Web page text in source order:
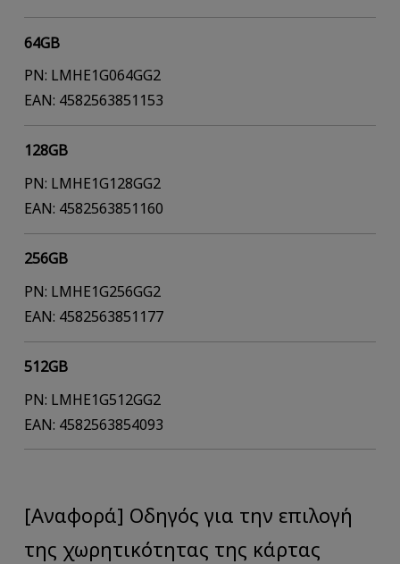
64GB
PN: LMHE1G064GG2
EAN: 4582563851153
128GB
PN: LMHE1G128GG2
EAN: 4582563851160
256GB
PN: LMHE1G256GG2
EAN: 4582563851177
512GB
PN: LMHE1G512GG2
EAN: 4582563854093
[Αναφορά] Οδηγός για την επιλογή
της χωρητικότητας της κάρτας